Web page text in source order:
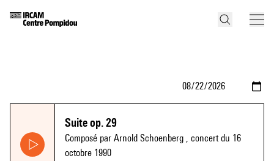
Suite op. 29
Composé par Arnold Schoenberg , concert du 16
octobre 1990